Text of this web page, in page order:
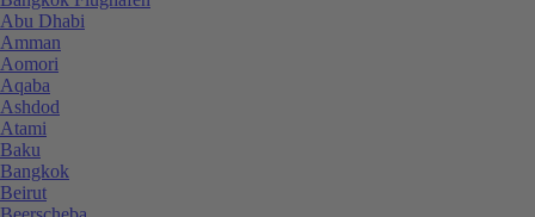
Abu Dhabi
Amman
Aomori
Aqaba
Ashdod
Atami
Baku
Bangkok
Beirut